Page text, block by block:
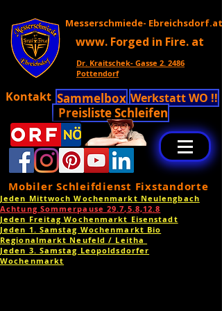
Messerschmiede- Ebreichsdorf.at
www. Forged in Fire. at
Dr. Kraitschek- Gasse 2. 2486
Pottendorf
Kontakt Sammelbox Werkstatt WO !!
Preisliste Schleifen
Mobiler Schleifdienst Fixstandorte
Jeden Mittwoch Wochenmarkt Neulengbach
Achtung Sommerpause 29.7,5.8,12.8
Jeden Freitag Wochenmarkt Eisenstadt
Jeden 1. Samstag Wochenmarkt Bio
Regionalmarkt Neufeld / Leitha
Jeden 3. Samstag Leopoldsdorfer
Wochenmarkt